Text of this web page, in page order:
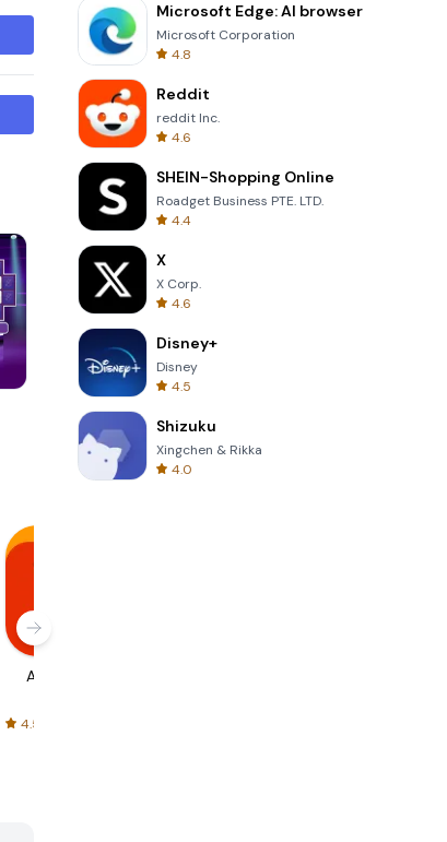
AliExpress
4.5
Microsoft Edge: AI browser
Microsoft Corporation
4.8
Reddit
reddit Inc.
4.6
SHEIN-Shopping Online
Roadget Business PTE. LTD.
4.4
X
X Corp.
4.6
Disney+
Disney
4.5
Shizuku
Xingchen & Rikka
4.0